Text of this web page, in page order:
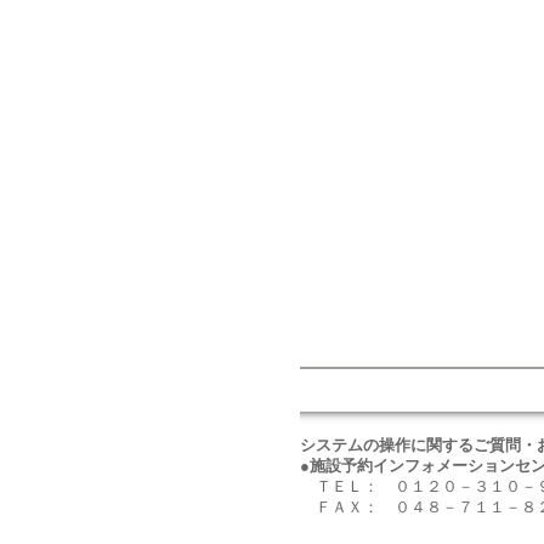
システムの操作に関するご質問・
●施設予約インフォメーションセ
ＴＥＬ： ０１２０－３１０
ＦＡＸ： ０４８－７１１－８